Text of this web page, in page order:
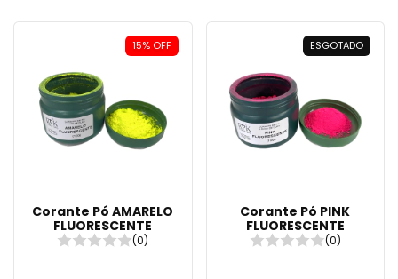
15% OFF
Corante Pó AMARELO
FLUORESCENTE
(0)
ESGOTADO
Corante Pó PINK
FLUORESCENTE
(0)